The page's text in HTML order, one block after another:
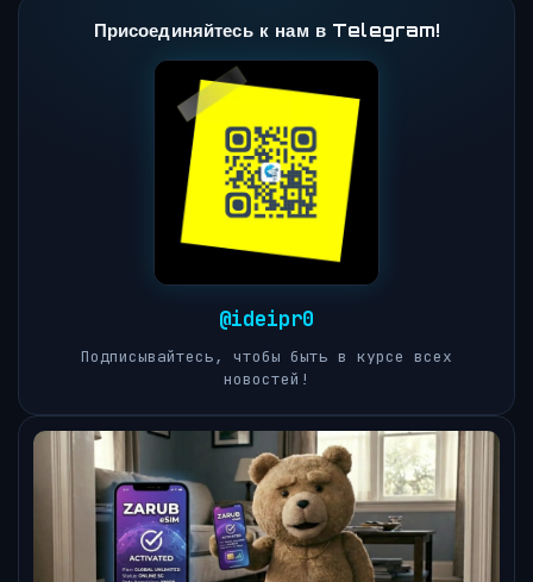
Присоединяйтесь к нам в Telegram!
@ideipr0
Подписывайтесь, чтобы быть в курсе всех
новостей!